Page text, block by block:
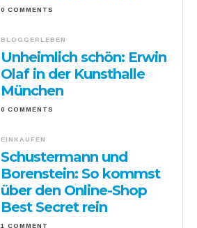
0 COMMENTS
BLOGGERLEBEN
Unheimlich schön: Erwin
Olaf in der Kunsthalle
München
0 COMMENTS
EINKAUFEN
Schustermann und
Borenstein: So kommst
über den Online-Shop
Best Secret rein
1 COMMENT